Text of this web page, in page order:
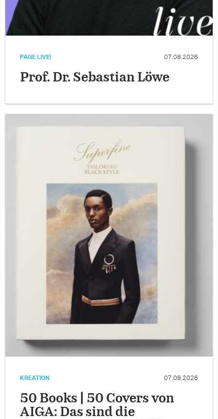
PAGE LIVE! 07.08.2026
Prof. Dr. Sebastian Löwe
KREATION 07.08.2026
50 Books | 50 Covers von
AIGA: Das sind die